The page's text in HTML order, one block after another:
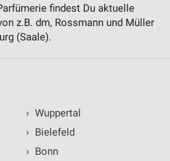
findest Du aktuelle
z.B. dm, Rossmann und Müller
(Saale).
› Wuppertal
› Bielefeld
› Bonn